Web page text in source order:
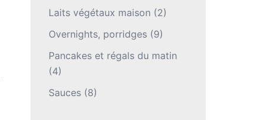
Laits végétaux maison (2)
Overnights, porridges(9)
Pancakes et régals du matin
(4)
Sauces(8)